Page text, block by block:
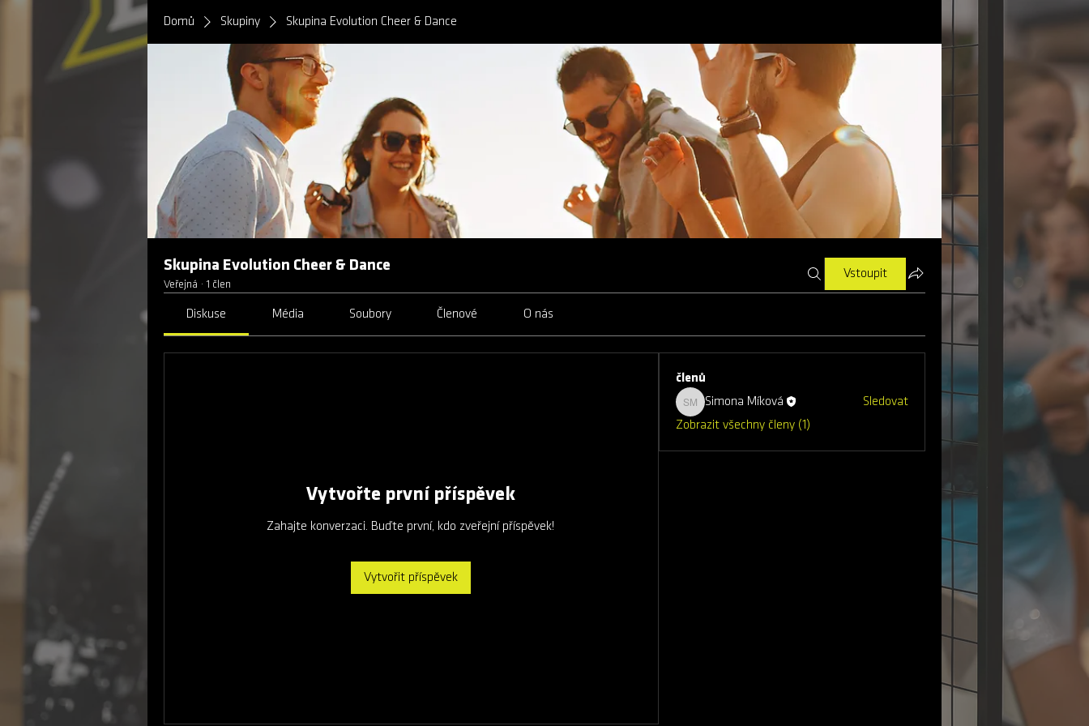
Domů Skupiny Skupina Evolution Cheer & Dance
Skupina Evolution Cheer & Dance
Veřejná · 1 člen
Vstoupit
Diskuse Média Soubory Členové O nás
Vytvořte první příspěvek
Zahajte konverzaci. Buďte první, kdo zveřejní příspěvek!
Vytvořit příspěvek
členů
Simona Míková
Simona Míková
Sledovat
Zobrazit všechny členy (1)